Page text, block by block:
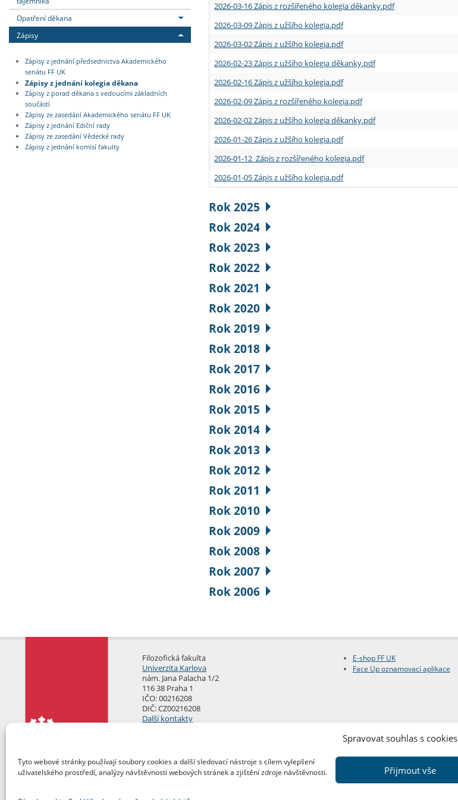
Spravovat souhlas s cookies
Tyto webové stránky používají soubory cookies a další sledovací nástroje s cílem vylepšení
uživatelského prostředí, analýzy návštěvnosti webových stránek a zjištění zdroje návštěvnosti.
Přijmout vše
Opatření děkana
Zápisy
Zápisy z jednání předsednictva Akademického
senátu FF UK
Zápisy z jednání kolegia děkana
Zápisy z porad děkana s vedoucími základních
součástí
Zápisy ze zasedání Akademického senátu FF UK
Zápisy z jednání Ediční rady
Zápisy ze zasedání Vědecké rady
Zápisy z jednání komisí fakulty
2026-03-16 Zápis z rozšířeného kolegia děkanky.pdf
2026-03-09 Zápis z užšího kolegia.pdf
2026-03-02 Zápis z užšího kolegia.pdf
2026-02-23 Zápis z užšího kolegia děkanky.pdf
2026-02-16 Zápis z užšího kolegia.pdf
2026-02-09 Zápis z rozšířeného kolegia.pdf
2026-02-02 Zápis z užšího kolegia děkanky.pdf
2026-01-26 Zápis z užšího kolegia.pdf
2026-01-12 Zápis z rozšířeného kolegia.pdf
2026-01-05 Zápis z užšího kolegia.pdf
Rok 2025
Rok 2024
Rok 2023
Rok 2022
Rok 2021
Rok 2020
Rok 2019
Rok 2018
Rok 2017
Rok 2016
Rok 2015
Rok 2014
Rok 2013
Rok 2012
Rok 2011
Rok 2010
Rok 2009
Rok 2008
Rok 2007
Rok 2006
Filozofická fakulta
Univerzita Karlova
nám. Jana Palacha 1/2
116 38 Praha 1
IČO: 00216208
DIČ: CZ00216208
Další kontakty
E-shop FF UK
Face Up oznamovací aplikace